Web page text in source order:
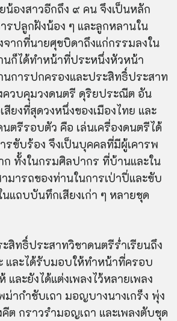
น้องสาวอีกถึง ๙ คน จึงเป็นหลัก
รปลูกฝังน้อง ๆ และลูกหลานใน
ากที่นายศุขบิดาถึงแก่กรรมลงใน
ก็ได้ทำหน้าที่ประหนึ่งหัวหน้า
นการปกครองและประสิทธิ์ประสาท
ควบคุมวงดนตรี ดุริยประณีต อัน
ยงที่สุดวงหนึ่งของเมืองไทย และ
นตรีรอบตัว คือ เล่นเครื่องดนตรีได้
รขับร้อง จึงเป็นบุคคลที่มีผู้เคารพ
ทั้งในกรมศิลปากร ที่บ้านและใน
มารถของท่านในการเป่าปี่และขับ
แถบบันทึกเสียงเก่า ๆ หลายชุด
สิทธิ์ประสาทวิชาดนตรีร่ำเรียนถึง
และได้รับมอบให้ทำหน้าที่ครอบ
และยังได้แต่งเพลงไว้หลายเพลง
ม่ากำชับเถา มอญบางนางเกร็ง พุ่ง
ต กราวรำมอญเถา และเพลงตับชุด